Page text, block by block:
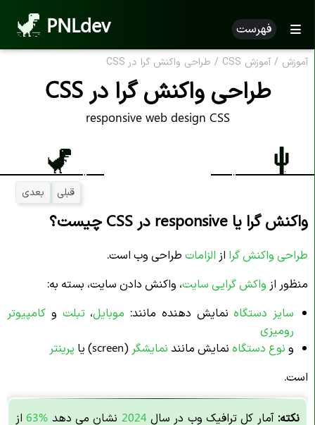
PNLdev فهرست
آموزش / آموزش CSS / طراحی واکنش گرا در CSS
طراحی واکنش گرا در CSS
responsive web design CSS
قبلی بعدی
واکنش گرا یا responsive در CSS چیست؟
طراحی واکنش گرا از الزامات طراحی وب است.
منظور از واکش گرایی سایت، واکنش دادن سایت، بسته به:
سایز دستگاهنمایش دهنده مانند: موبایل،تبلت و کامپیوتر
رومیزی
و نوع دستگاه نمایش مانند نمایشگر (screen) یا
پرینتر
است.
نکته: آمار کل ترافیک وب در سال 2024 نشان می دهد 63% از